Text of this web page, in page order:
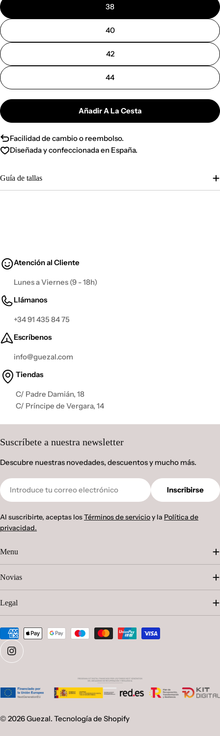
38
40
42
44
Añadir A La Cesta
Facilidad de cambio o reembolso.
Diseñada y confeccionada en España.
Guía de tallas
Atención al Cliente
Lunes a Viernes (9 - 18h)
Llámanos
+34 91 435 84 75
Escríbenos
info@guezal.com
Tiendas
C/ Padre Damián, 18
C/ Príncipe de Vergara, 14
Suscríbete a nuestra newsletter
Descubre nuestras novedades, descuentos y mucho más.
Correo
electrónico
Inscribirse
Al suscribirte, aceptas losTérminos de servicioy la Política de
privacidad.
Menu
Novias
Legal
Métodos
de
pagoInstagram
© 2026Guezal. Tecnología de Shopify